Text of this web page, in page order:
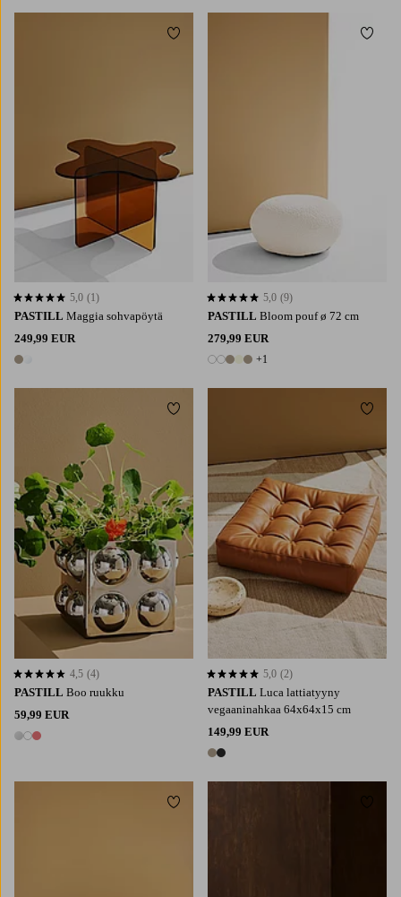
PASTILL Maggia sohvapöytä
249,99 EUR
2 värejä
5,0 perustuen 1 arvosanaan
5,0 (1)
Lisää suosikkeihin
PASTILL Bloom pouf ø 72 cm
279,99 EUR
6 värejä
+1
5,0 perustuen 9 arvosanaan
5,0 (9)
Lisää
PASTILL Boo ruukku
59,99 EUR
3 värejä
4,5 perustuen 4 arvosanaan
4,5 (4)
Lisää suosikkeihin
PASTILL Luca lattiatyyny
vegaaninahkaa 64x64x15 cm
149,99 EUR
2 värejä
5,0 perustuen 2 arvosanaan
5,0 (2)
Lisää
Lisää suosikkeihin